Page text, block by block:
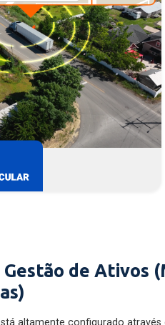
de Ativos
altamente configurado